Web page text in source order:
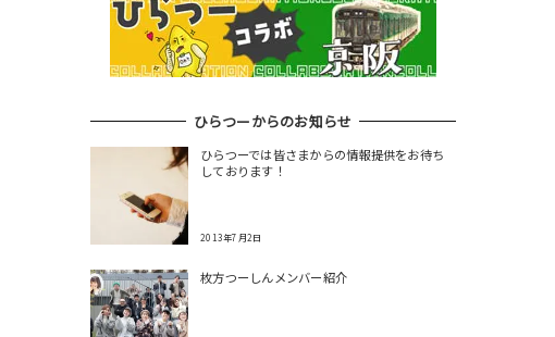
ひらつーからのお知らせ
ひらつーでは皆さまからの情報提供をお待ち
しております！
2013年7月2日
枚方つーしんメンバー紹介